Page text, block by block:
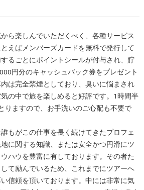
ら楽しんでいただくべく、各種サービス
えばメンバーズカードを無料で発行して
るごとにポイントシールが付与され、貯
円分のキャッシュバック券をプレゼント
は完全禁煙としており、臭いに悩まされ
の中で旅を楽しめると好評です。1時間半
りますので、お手洗いのご心配も不要で
もがこの仕事を長く続けてきたプロフェ
に関する知識、または安全かつ円滑にツ
ハウを豊富に有しております。その者た
て励んでいるため、これまでにツアーへ
信頼を頂いております。中には非常に気